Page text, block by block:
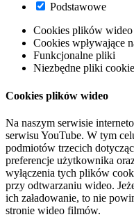
Podstawowe
Cookies plików wideo
Cookies wpływające
Funkcjonalne pliki
Niezbędne pliki
Cookies plików wideo
Na naszym serwisie
serwisu YouTube. W tym
podmiotów trzecich
preferencje użytkownika
wyłączenia tych plików
przy odtwarzaniu wideo.
ich załadowanie, to nie
stronie wideo filmów.